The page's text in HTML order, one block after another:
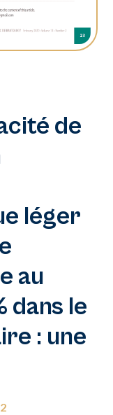
de
léger
au
dans le
: une